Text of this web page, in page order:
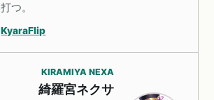
打つ。
KyaraFlip
KIRAMIYA NEXA
綺羅宮ネクサ